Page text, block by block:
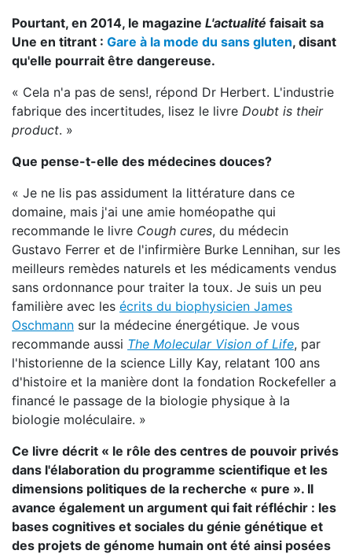
Pourtant, en 2014, le magazine L'actualité faisait sa
Une en titrant : Gare à la mode du sans gluten, disant
qu'elle pourrait être dangereuse.
« Cela n'a pas de sens!, répond Dr Herbert. L'industrie
fabrique des incertitudes, lisez le livre Doubt is their
product. »
Que pense-t-elle des médecines douces?
« Je ne lis pas assidument la littérature dans ce
domaine, mais j'ai une amie homéopathe qui
recommande le livre Cough cures, du médecin
Gustavo Ferrer et de l'infirmière Burke Lennihan, sur les
meilleurs remèdes naturels et les médicaments vendus
sans ordonnance pour traiter la toux. Je suis un peu
familière avec les écrits du biophysicien James
Oschmann sur la médecine énergétique. Je vous
recommande aussi The Molecular Vision of Life, par
l'historienne de la science Lilly Kay, relatant 100 ans
d'histoire et la manière dont la fondation Rockefeller a
financé le passage de la biologie physique à la
biologie moléculaire. »
Ce livre décrit « le rôle des centres de pouvoir privés
dans l'élaboration du programme scientifique et les
dimensions politiques de la recherche « pure ». Il
avance également un argument qui fait réfléchir : les
bases cognitives et sociales du génie génétique et
des projets de génome humain ont été ainsi posées